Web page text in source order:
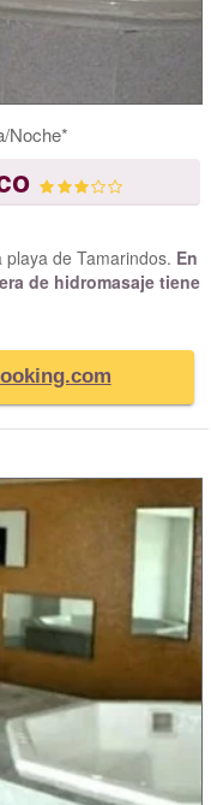
Noche*
de Tamarindos. En
de hidromasaje tiene